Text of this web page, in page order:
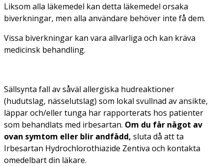
Liksom alla läkemedel kan detta läkemedel orsaka
biverkningar, men alla användare behöver inte få dem.
Vissa biverkningar kan vara allvarliga och kan kräva
medicinsk behandling.
Sällsynta fall av såväl allergiska hudreaktioner
(hudutslag, nässelutslag) som lokal svullnad av ansikte,
läppar och/eller tunga har rapporterats hos patienter
som behandlats med irbesartan. Om du får något av
ovan symtom eller blir andfådd, sluta då att ta
Irbesartan Hydrochlorothiazide Zentiva och kontakta
omedelbart din läkare.